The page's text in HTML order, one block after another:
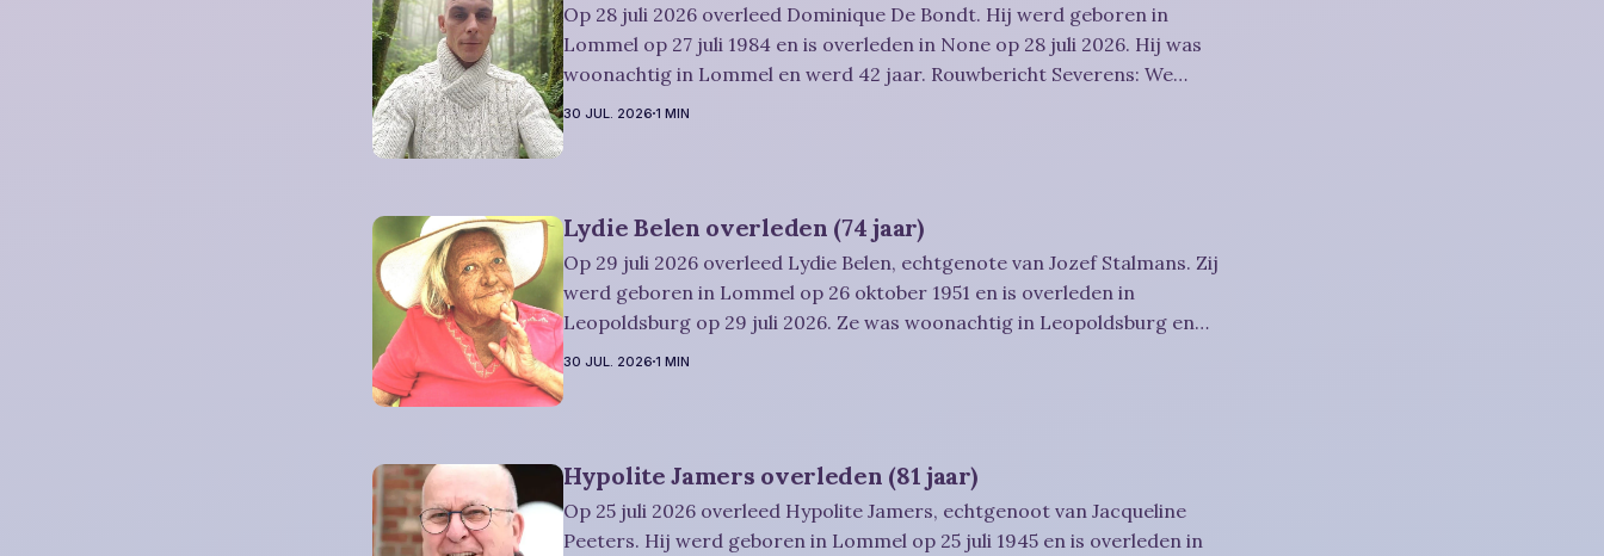
Op 28 juli 2026 overleed Dominique De Bondt. Hij werd geboren in
Lommel op 27 juli 1984 en is overleden in None op 28 juli 2026. Hij was
woonachtig in Lommel en werd 42 jaar. Rouwbericht Severens: We
nemen afscheid van Dominique tijdens een intieme plechtigheid,
30 JUL. 2026 1 MIN
Lydie Belen overleden (74 jaar)
Op 29 juli 2026 overleed Lydie Belen, echtgenote van Jozef Stalmans. Zij
werd geboren in Lommel op 26 oktober 1951 en is overleden in
Leopoldsburg op 29 juli 2026. Ze was woonachtig in Leopoldsburg en
werd 74 jaar. Rouwbericht Dries-Hulsmans: Het afscheid, waartoe u
30 JUL. 2026 1 MIN
Hypolite Jamers overleden (81 jaar)
Op 25 juli 2026 overleed Hypolite Jamers, echtgenoot van Jacqueline
Peeters. Hij werd geboren in Lommel op 25 juli 1945 en is overleden in